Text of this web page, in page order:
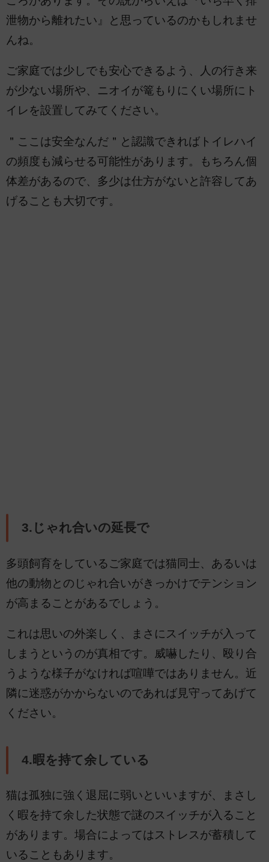
泄物から離れたい』と思っているのかもしれませ
んね。
ご家庭では少しでも安心できるよう、人の行き来
が少ない場所や、ニオイが篭もりにくい場所にト
イレを設置してみてください。
＂ここは安全なんだ＂と認識できればトイレハイ
の頻度も減らせる可能性があります。もちろん個
体差があるので、多少は仕方がないと許容してあ
げることも大切です。
3.じゃれ合いの延長で
多頭飼育をしているご家庭では猫同士、あるいは
他の動物とのじゃれ合いがきっかけでテンション
が高まることがあるでしょう。
これは思いの外楽しく、まさにスイッチが入って
しまうというのが真相です。威嚇したり、殴り合
うような様子がなければ喧嘩ではありません。近
隣に迷惑がかからないのであれば見守ってあげて
ください。
4.暇を持て余している
猫は孤独に強く退屈に弱いといいますが、まさし
く暇を持て余した状態で謎のスイッチが入ること
があります。場合によってはストレスが蓄積して
いることもあります。